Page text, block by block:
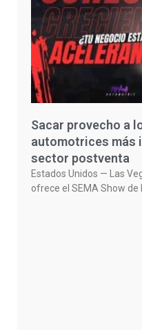
Sacar provecho a
automotrices más
sector postventa
Estados Unidos — Las
ofrece el SEMA Show de